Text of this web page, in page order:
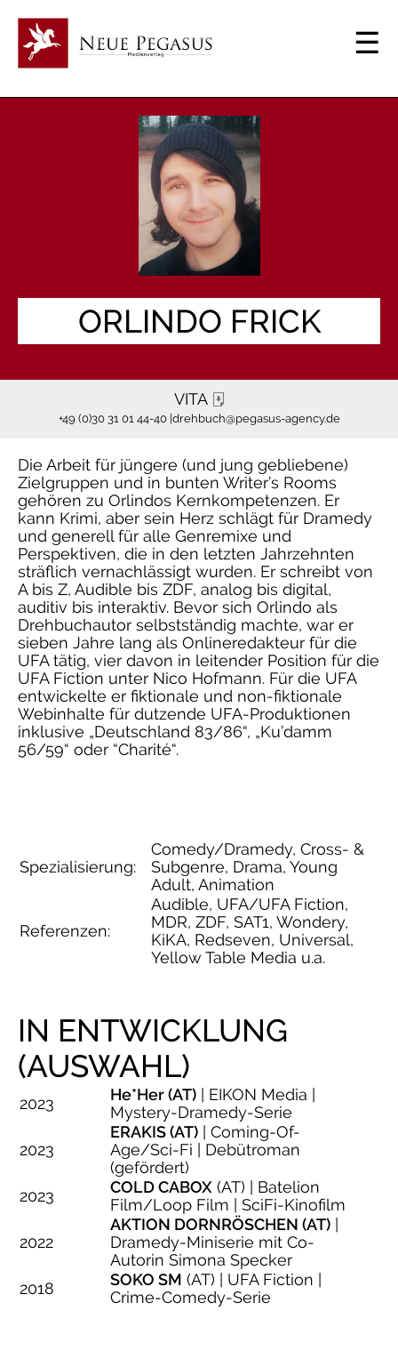
ORLINDO FRICK
VITA
+49 (0)30 31 01 44-40 | drehbuch@pegasus-agency.de
Die Arbeit für jüngere (und jung gebliebene)
Zielgruppen und in bunten Writer’s Rooms
gehören zu Orlindos Kernkompetenzen. Er
kann Krimi, aber sein Herz schlägt für Dramedy
und generell für alle Genremixe und
Perspektiven, die in den letzten Jahrzehnten
sträflich vernachlässigt wurden. Er schreibt von
A bis Z, Audible bis ZDF, analog bis digital,
auditiv bis interaktiv. Bevor sich Orlindo als
Drehbuchautor selbstständig machte, war er
sieben Jahre lang als Onlineredakteur für die
UFA tätig, vier davon in leitender Position für die
UFA Fiction unter Nico Hofmann. Für die UFA
entwickelte er fiktionale und non-fiktionale
Webinhalte für dutzende UFA-Produktionen
inklusive „Deutschland 83/86“, „Ku’damm
56/59“ oder “Charité“.
Spezialisierung:
Comedy/Dramedy, Cross- &
Subgenre, Drama, Young
Adult, Animation
Referenzen:
Audible, UFA/UFA Fiction,
MDR, ZDF, SAT1, Wondery,
KiKA, Redseven, Universal,
Yellow Table Media u.a.
IN ENTWICKLUNG
(AUSWAHL)
2023 He*Her (AT) | EIKON Media |
Mystery-Dramedy-Serie
2023
ERAKIS (AT) | Coming-Of-
Age/Sci-Fi | Debütroman
(gefördert)
2023
COLD CABOX (AT) | Batelion
Film/Loop Film | SciFi-Kinofilm
2022
AKTION DORNRÖSCHEN (AT)
Dramedy-Miniserie mit Co-
Autorin Simona Specker
2018
SOKO SM (AT) | UFA Fiction |
Crime-Comedy-Serie